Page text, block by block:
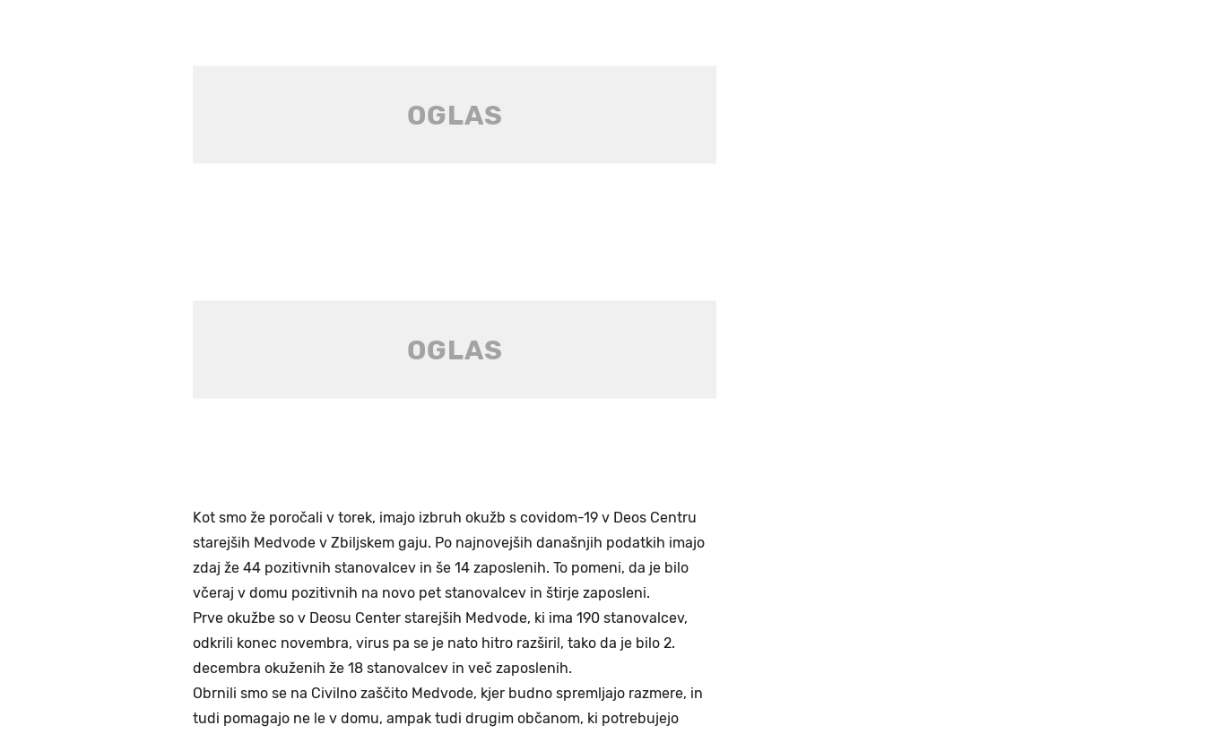
Kot smo že poročali v torek, imajo izbruh okužb s covidom-19 v Deos Centru
starejših Medvode v Zbiljskem gaju. Po najnovejših današnjih podatkih imajo
zdaj že 44 pozitivnih stanovalcev in še 14 zaposlenih. To pomeni, da je bilo
včeraj v domu pozitivnih na novo pet stanovalcev in štirje zaposleni.
Prve okužbe so v Deosu Center starejših Medvode, ki ima 190 stanovalcev,
odkrili konec novembra, virus pa se je nato hitro razširil, tako da je bilo 2.
decembra okuženih že 18 stanovalcev in več zaposlenih.
Obrnili smo se na Civilno zaščito Medvode, kjer budno spremljajo razmere, in
tudi pomagajo ne le v domu, ampak tudi drugim občanom, ki potrebujejo